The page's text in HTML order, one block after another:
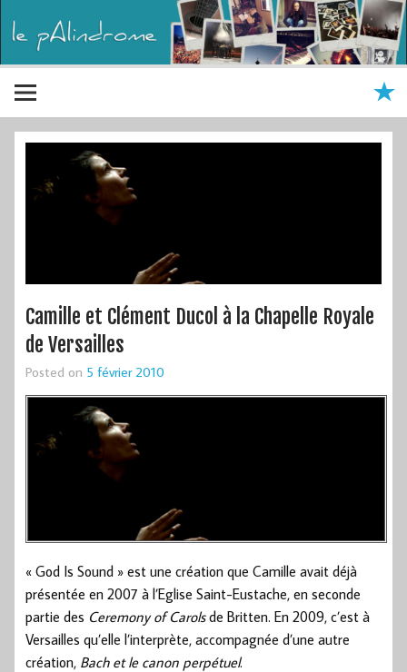
Camille et Clément Ducol à la Chapelle Royale
de Versailles
Posted on 5 février 2010
« God Is Sound » est une création que Camille avait déjà
présentée en 2007 à l’Eglise Saint-Eustache, en seconde
partie des Ceremony of Carolsde Britten. En 2009, c’est à
Versailles qu’elle l’interprète, accompagnée d’une autre
création, Bach et le canon perpétuel.